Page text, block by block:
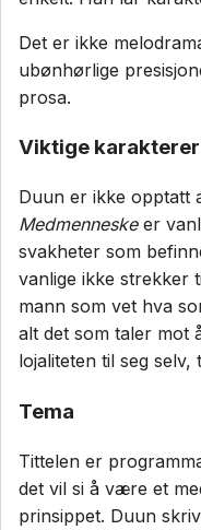
Det er ikke
ubønhørlige
prosa.
Viktige karakterer
Duun er ikke opptatt
Medmenneskeer
svakheter som
vanlige ikke strekker
mann som vet hva
alt det som taler mot
lojaliteten til seg selv,
Tema
Tittelen er
det vil si å være et
prinsippet. Duun